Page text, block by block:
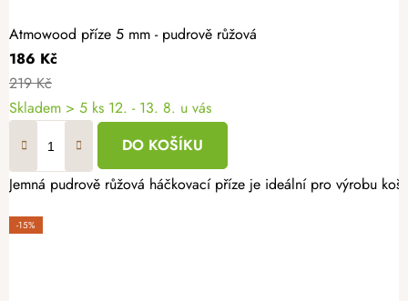
Atmowood příze 5 mm - pudrově růžová
186 Kč
219 Kč
Skladem > 5 ks 12. - 13. 8. u vás
DO KOŠÍKU
Jemná pudrově růžová háčkovací příze je ideální pro výrobu
-15%